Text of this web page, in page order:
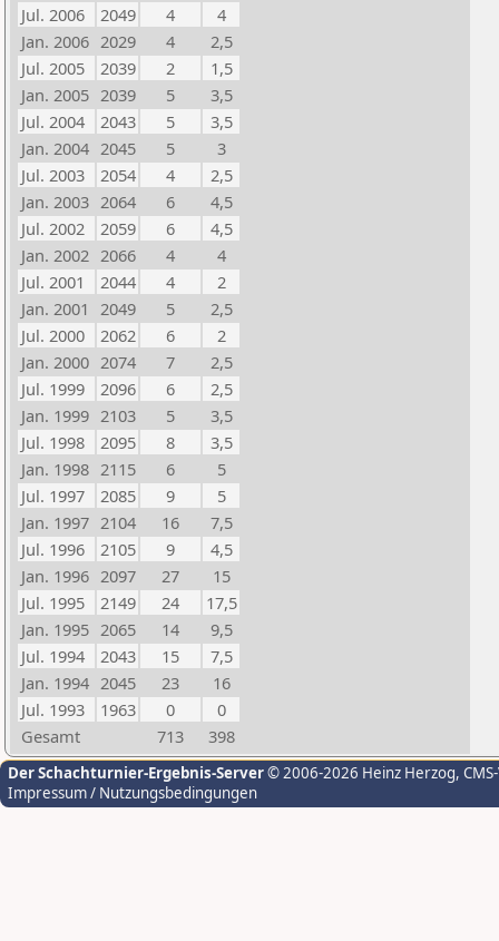
Jul. 2006
2049 4
4
Jan. 2006 2029 4
2,5
Jul. 2005
2039 2
1,5
Jan. 2005 2039 5
3,5
Jul. 2004
2043 5
3,5
Jan. 2004 2045 5
3
Jul. 2003
2054 4
2,5
Jan. 2003 2064 6
4,5
Jul. 2002
2059 6
4,5
Jan. 2002 2066 4
4
Jul. 2001
2044 4
2
Jan. 2001 2049 5
2,5
Jul. 2000
2062 6
2
Jan. 2000 2074 7
2,5
Jul. 1999
2096 6
2,5
Jan. 1999 2103 5
3,5
Jul. 1998
2095 8
3,5
Jan. 1998 2115 6
5
Jul. 1997
2085 9
5
Jan. 1997 2104 16
7,5
Jul. 1996
2105 9
4,5
Jan. 1996 2097 27
15
Jul. 1995
2149 24
17,5
Jan. 1995 2065 14
9,5
Jul. 1994
2043 15
7,5
Jan. 1994 2045 23
16
Jul. 1993
1963 0
0
Gesamt
713 398
Der Schachturnier-Ergebnis-Server© 2006-2026 Heinz Herzog,
Impressum / Nutzungsbedingungen